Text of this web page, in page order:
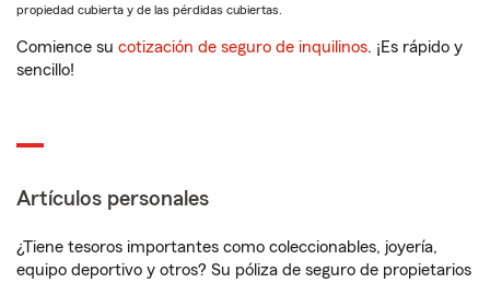
propiedad cubierta y de las pérdidas cubiertas.
Comience su cotización de seguro de inquilinos. ¡Es rápido y
sencillo!
Artículos personales
¿Tiene tesoros importantes como coleccionables, joyería,
equipo deportivo y otros? Su póliza de seguro de propietarios